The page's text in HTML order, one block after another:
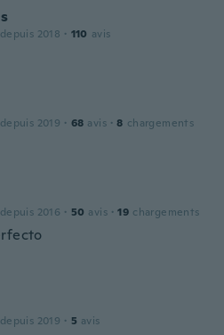
2018 · 110 avis
2019 · 68 avis · 8 chargements
2016 · 50 avis · 19 chargements
2019 · 5 avis